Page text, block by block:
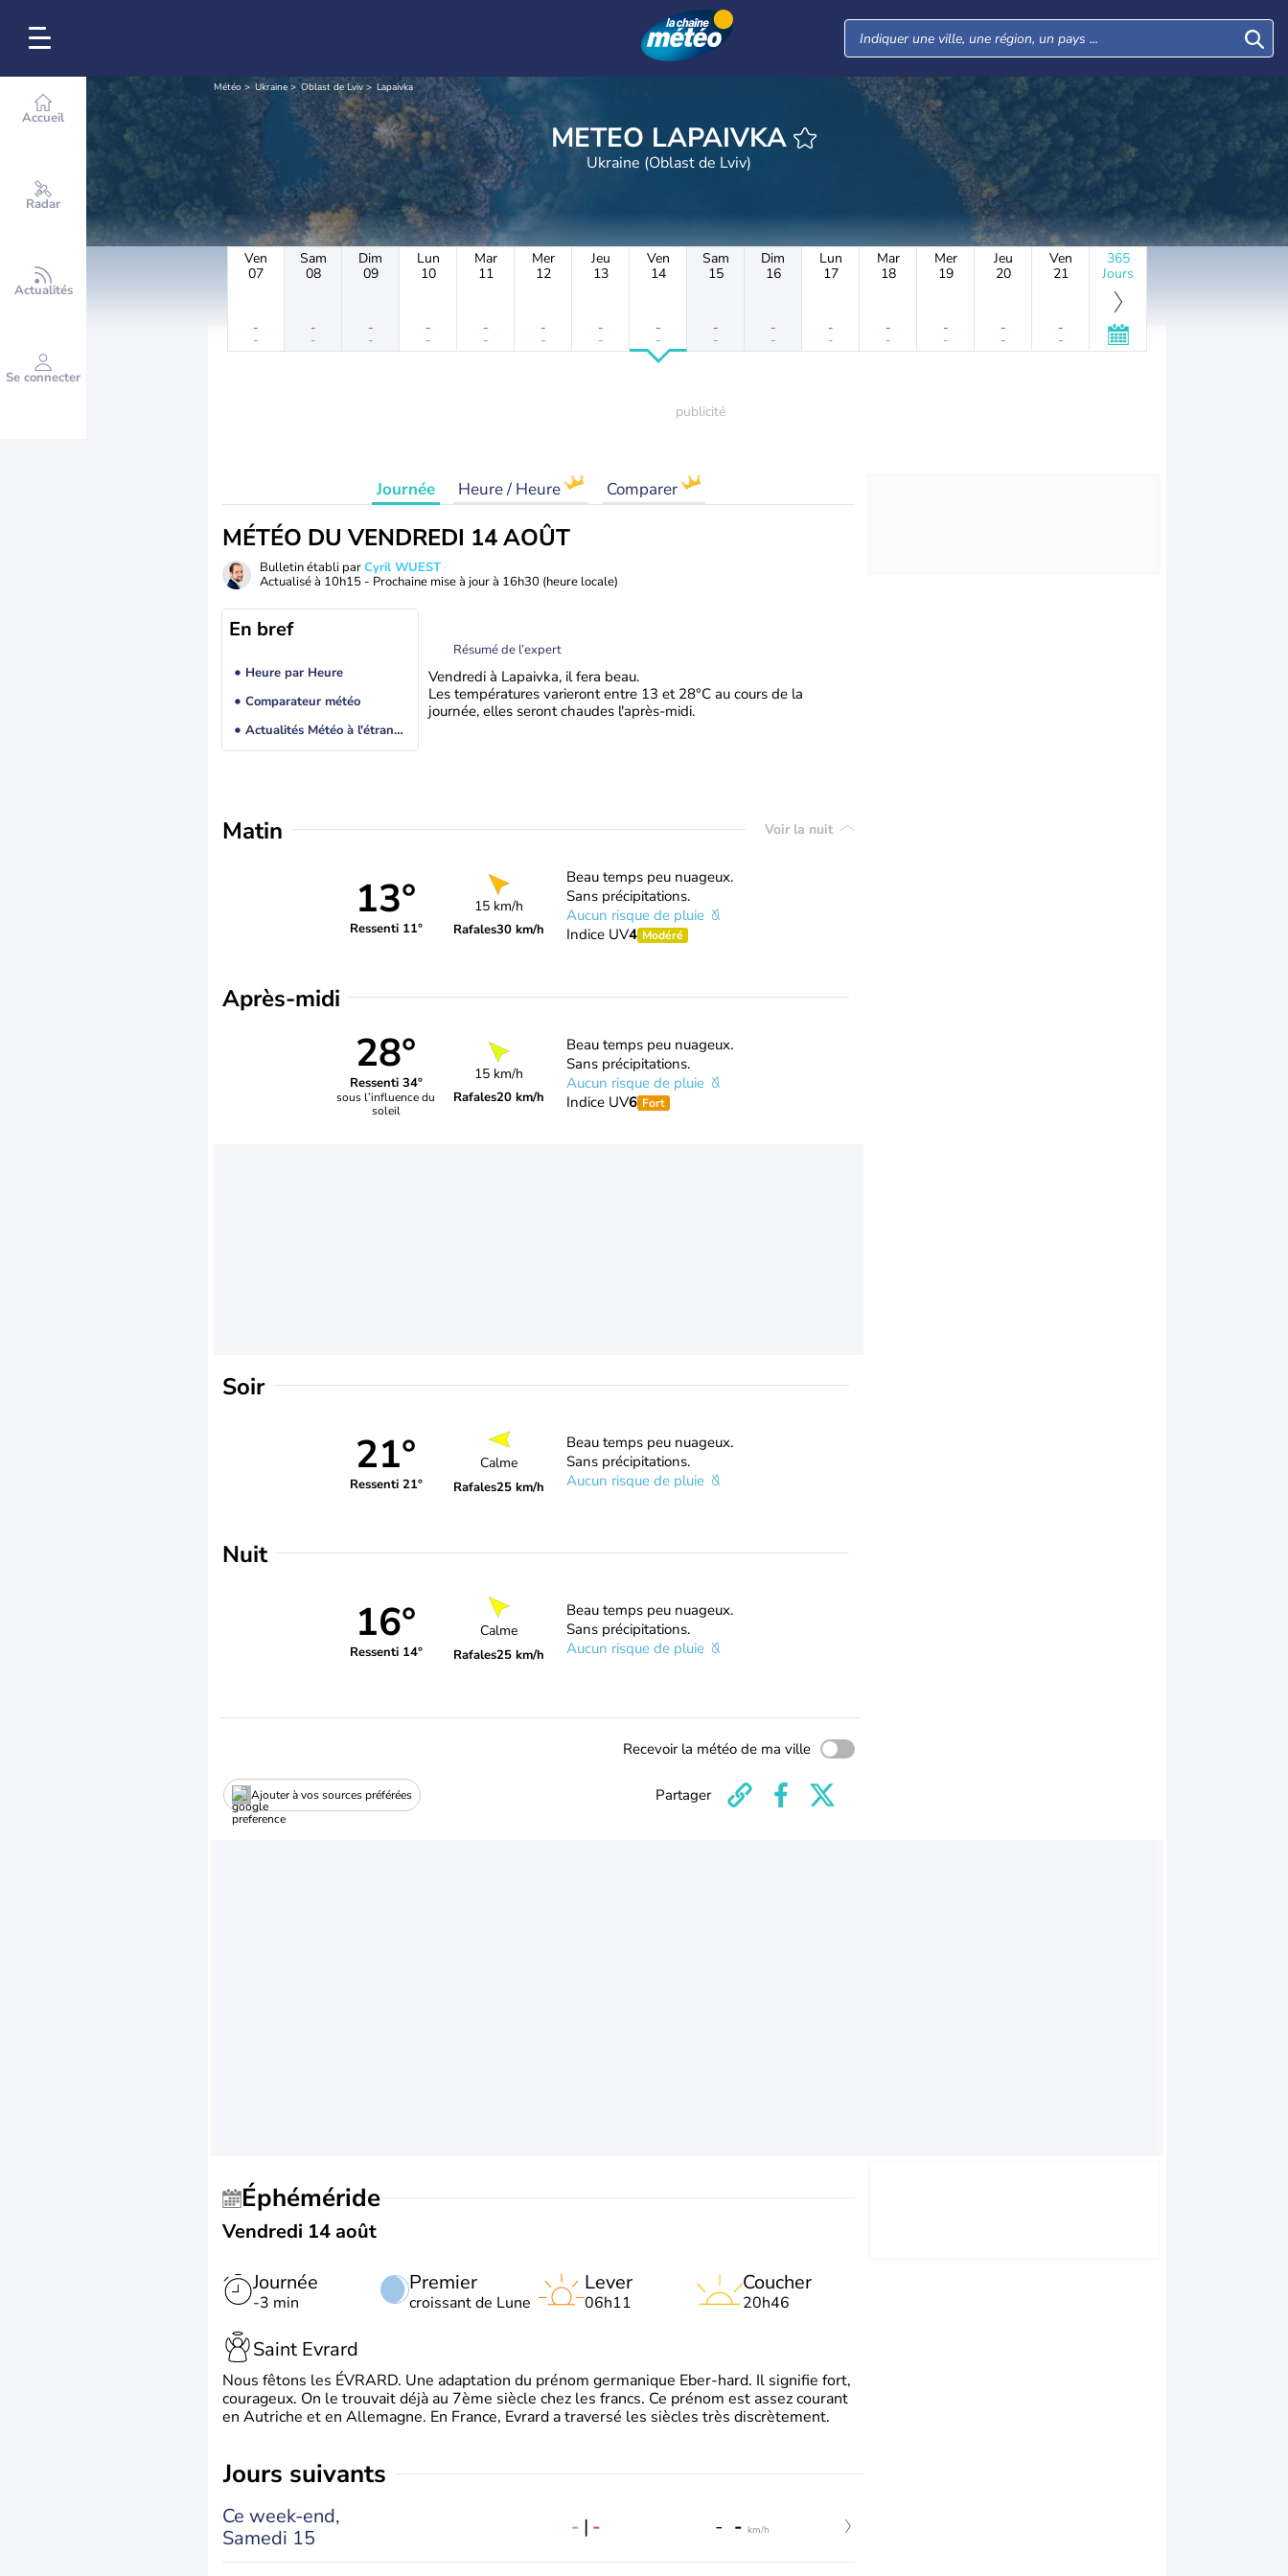
Accueil
Radar
Actualités
Se connecter
Météo Ukraine Oblast de Lviv Lapaivka
METEO LAPAIVKA
Ukraine (Oblast de Lviv)
Ven
07
-
-
Sam
08
-
-
Dim
09
-
-
Lun
10
-
-
Mar
11
-
-
Mer
12
-
-
Jeu
13
-
-
Ven
14
-
-
Sam
15
-
-
Dim
16
-
-
Lun
17
-
-
Mar
18
-
-
Mer
19
-
-
Jeu
20
-
-
Ven
21
-
-
365
Jours
Journée Heure / Heure Comparer
MÉTÉO DU VENDREDI 14 AOÛT
Bulletin établi parCyril WUEST
Actualisé à 10h15 - Prochaine mise à jour à 16h30 (heure locale)
En bref
Heure par Heure
Comparateur météo
Actualités Météo à l'étranger
Résumé de l’expert
Vendredi à Lapaivka, il fera beau.
Les températures varieront entre 13 et 28°C au cours de la
journée, elles seront chaudes l'après-midi.
Matin Voir la nuit
13°
Ressenti 11°
15 km/h
Rafales30 km/h
Beau temps peu nuageux.
Sans précipitations.
Aucun risque de pluie
Indice UV4 Modéré
Après-midi
28°
Ressenti 34°
sous l’influence du
soleil
15 km/h
Rafales20 km/h
Beau temps peu nuageux.
Sans précipitations.
Aucun risque de pluie
Indice UV6 Fort
Soir
21°
Ressenti 21°
Calme
Rafales25 km/h
Beau temps peu nuageux.
Sans précipitations.
Aucun risque de pluie
Nuit
16°
Ressenti 14°
Calme
Rafales25 km/h
Beau temps peu nuageux.
Sans précipitations.
Aucun risque de pluie
Recevoir la météo de ma ville
Ajouter à vos sources préférées Partager
Éphéméride
Vendredi 14 août
Journée
-3 min
Premier
croissant de Lune
Lever
06h11
Coucher
20h46
Saint Evrard
Nous fêtons les ÉVRARD. Une adaptation du prénom germanique Eber-hard. Il signifie fort,
courageux. On le trouvait déjà au 7ème siècle chez les francs. Ce prénom est assez courant
en Autriche et en Allemagne. En France, Evrard a traversé les siècles très discrètement.
jours suivants
Ce week-end,
Samedi 15
- | - - - km/h